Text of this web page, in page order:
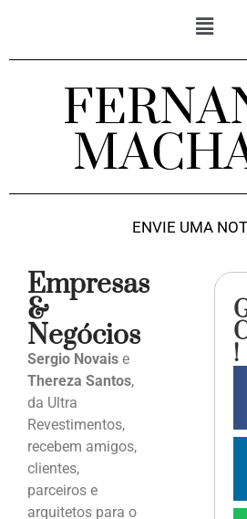
ENVIE UMA
Empresas
&
Negócios
Sergio Novais e
Thereza Santos,
da Ultra
Revestimentos,
recebem amigos,
clientes,
parceiros e
arquitetos para o
!